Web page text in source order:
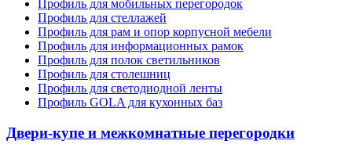
Профиль для мобильных перегородок
Профиль для стеллажей
Профиль для рам и опор корпусной мебели
Профиль для информационных рамок
Профиль для полок светильников
Профиль для столешниц
Профиль для светодиодной ленты
Профиль GOLA для кухонных баз
Двери-купе и межкомнатные перегородки